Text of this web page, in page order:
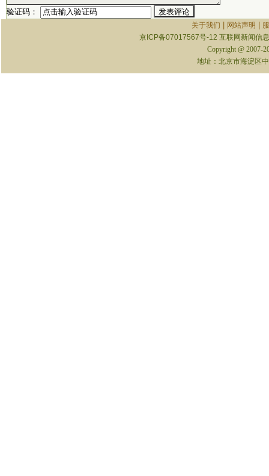
验证码：
关于我们 | 网站声明 |
京ICP备07017567号-12 互联网新闻信
Copyright @ 2007-
地址：北京市海淀区